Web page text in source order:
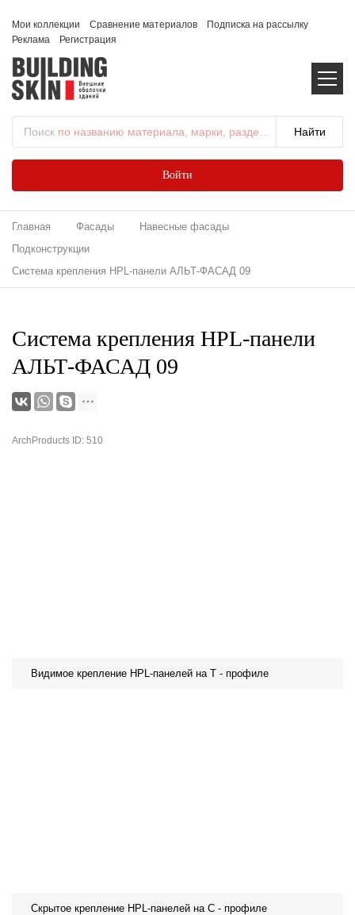
Мои коллекции Сравнение материалов
Подписка на рассылку
Реклама
Регистрация
Поиск по названию материала, марки, раздела...
Войти
Главная Фасады
Навесные фасады
Подконструкции
Система крепления HPL-панели АЛЬТ-ФАСАД 09
Система крепления HPL-панели
АЛЬТ-ФАСАД 09
ArchProducts ID: 510
Видимое крепление HPL-панелей на Т - профиле
Скрытое крепление HPL-панелей на С - профиле